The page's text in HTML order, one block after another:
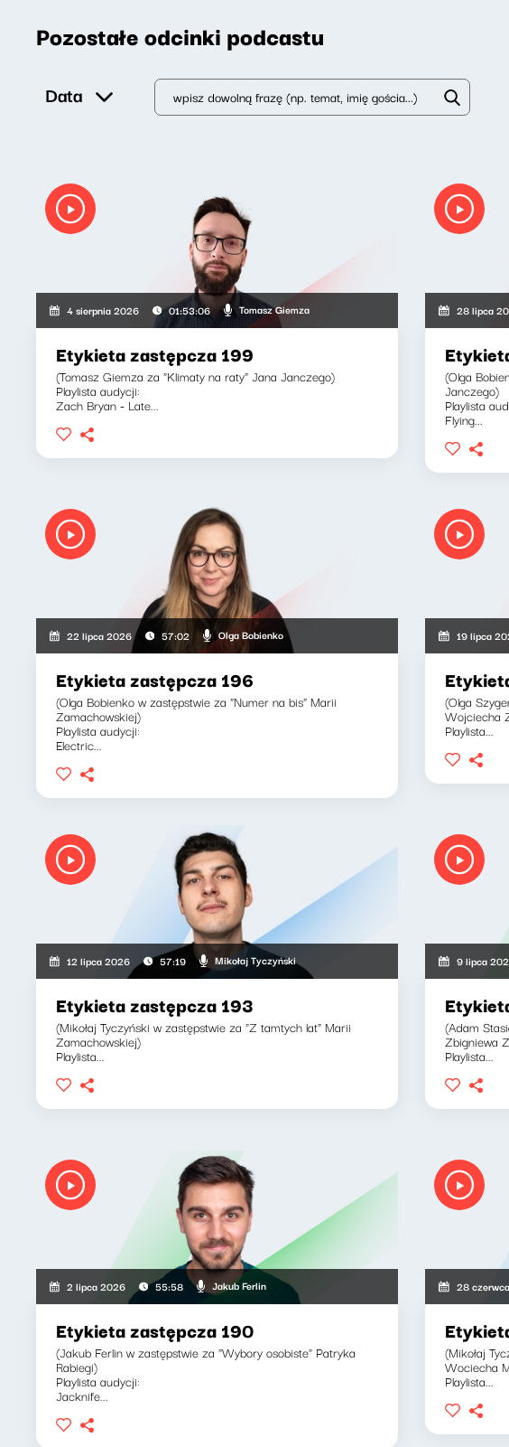
Pozostałe odcinki podcastu
Data
4 sierpnia 2026 01:53:06 Tomasz Giemza
Etykieta zastępcza 199
(Tomasz Giemza za "Klimaty na raty" Jana Janczego)
Playlista audycji:
Zach Bryan - Late...
28 lipca
(Olga
Janczego)
Playlista
Flying...
22 lipca 2026 57:02 Olga Bobienko
Etykieta zastępcza 196
(Olga Bobienko w zastępstwie za "Numer na bis" Marii
Zamachowskiej)
Playlista audycji:
Electric...
19 lipca
(Olga
Wojciecha
Playlista...
12 lipca 2026 57:19 Mikołaj Tyczyński
Etykieta zastępcza 193
(Mikołaj Tyczyński w zastępstwie za "Z tamtych lat" Marii
Zamachowskiej)
Playlista...
9 lipca
(Adam
Zbigniewa
Playlista...
2 lipca 2026 55:58 Jakub Ferlin
Etykieta zastępcza 190
(Jakub Ferlin w zastępstwie za "Wybory osobiste" Patryka
Rabiegi)
Playlista audycji:
Jacknife...
28
(Mikołaj
Wociecha
Playlista...